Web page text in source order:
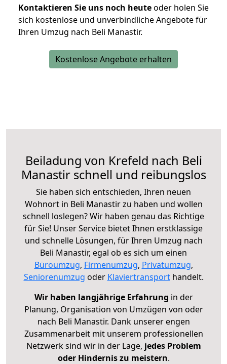
Kontaktieren Sie uns noch heuteoder holen Sie
sich kostenlose und unverbindliche Angebote für
Ihren Umzug nach Beli Manastir.
Kostenlose Angebote erhalten
Beiladung von Krefeld nach Beli
Manastir schnell und reibungslos
Sie haben sich entschieden, Ihren neuen
Wohnort in Beli Manastir zu haben und wollen
schnell loslegen? Wir haben genau das Richtige
für Sie! Unser Service bietet Ihnen erstklassige
und schnelle Lösungen, für Ihren Umzug nach
Beli Manastir, egal ob es sich um einen
Büroumzug, Firmenumzug, Privatumzug,
Seniorenumzug oder Klaviertransporthandelt.
Wir haben langjährige Erfahrung in der
Planung, Organisation von Umzügen von oder
nach Beli Manastir. Dank unserer engen
Zusammenarbeit mit unserem professionellen
Netzwerk sind wir in der Lage, jedes Problem
oder Hindernis zu meistern.